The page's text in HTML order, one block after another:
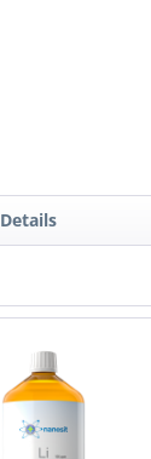
Details